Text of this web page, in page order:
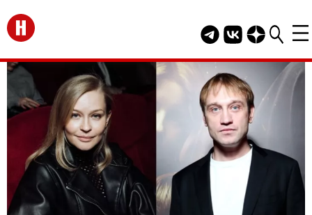
Перейти на главную
Telegram канал
Группа HELLO
Канал